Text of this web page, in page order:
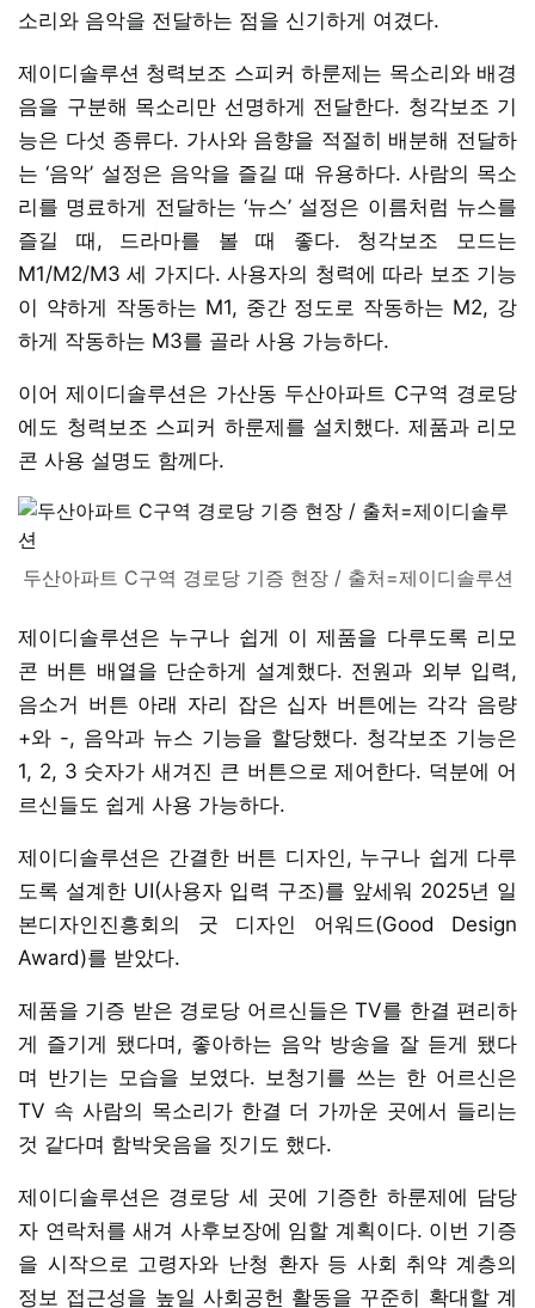
소리와 음악을 전달하는 점을 신기하게 여겼다.
제이디솔루션 청력보조 스피커 하룬제는 목소리와 배경
음을 구분해 목소리만 선명하게 전달한다. 청각보조 기
능은 다섯 종류다. 가사와 음향을 적절히 배분해 전달하
는 ‘음악’ 설정은 음악을 즐길 때 유용하다. 사람의 목소
리를 명료하게 전달하는 ‘뉴스’ 설정은 이름처럼 뉴스를
즐길 때, 드라마를 볼 때 좋다. 청각보조 모드는
M1/M2/M3 세 가지다. 사용자의 청력에 따라 보조 기능
이 약하게 작동하는 M1, 중간 정도로 작동하는 M2, 강
하게 작동하는 M3를 골라 사용 가능하다.
이어 제이디솔루션은 가산동 두산아파트 C구역 경로당
에도 청력보조 스피커 하룬제를 설치했다. 제품과 리모
콘 사용 설명도 함께다.
두산아파트 C구역 경로당 기증 현장 / 출처=제이디솔루션
제이디솔루션은 누구나 쉽게 이 제품을 다루도록 리모
콘 버튼 배열을 단순하게 설계했다. 전원과 외부 입력,
음소거 버튼 아래 자리 잡은 십자 버튼에는 각각 음량
+와 -, 음악과 뉴스 기능을 할당했다. 청각보조 기능은
1, 2, 3 숫자가 새겨진 큰 버튼으로 제어한다. 덕분에 어
르신들도 쉽게 사용 가능하다.
제이디솔루션은 간결한 버튼 디자인, 누구나 쉽게 다루
도록 설계한 UI(사용자 입력 구조)를 앞세워 2025년 일
본디자인진흥회의 굿 디자인 어워드(Good Design
Award)를 받았다.
제품을 기증 받은 경로당 어르신들은 TV를 한결 편리하
게 즐기게 됐다며, 좋아하는 음악 방송을 잘 듣게 됐다
며 반기는 모습을 보였다. 보청기를 쓰는 한 어르신은
TV 속 사람의 목소리가 한결 더 가까운 곳에서 들리는
것 같다며 함박웃음을 짓기도 했다.
제이디솔루션은 경로당 세 곳에 기증한 하룬제에 담당
자 연락처를 새겨 사후보장에 임할 계획이다. 이번 기증
을 시작으로 고령자와 난청 환자 등 사회 취약 계층의
정보 접근성을 높일 사회공헌 활동을 꾸준히 확대할 계